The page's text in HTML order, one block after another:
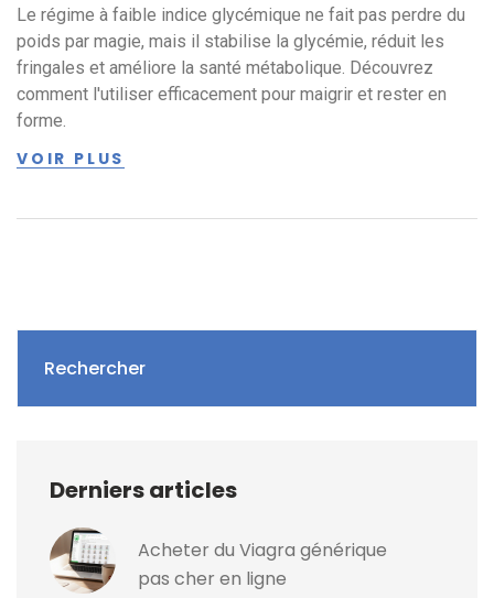
Le régime à faible indice glycémique ne fait pas perdre du
poids par magie, mais il stabilise la glycémie, réduit les
fringales et améliore la santé métabolique. Découvrez
comment l'utiliser efficacement pour maigrir et rester en
forme.
VOIR PLUS
Rechercher
Derniers articles
Acheter du Viagra générique
pas cher en ligne